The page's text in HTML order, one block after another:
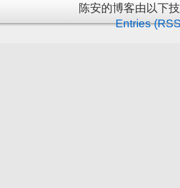
陈安的博客由以下
Entries